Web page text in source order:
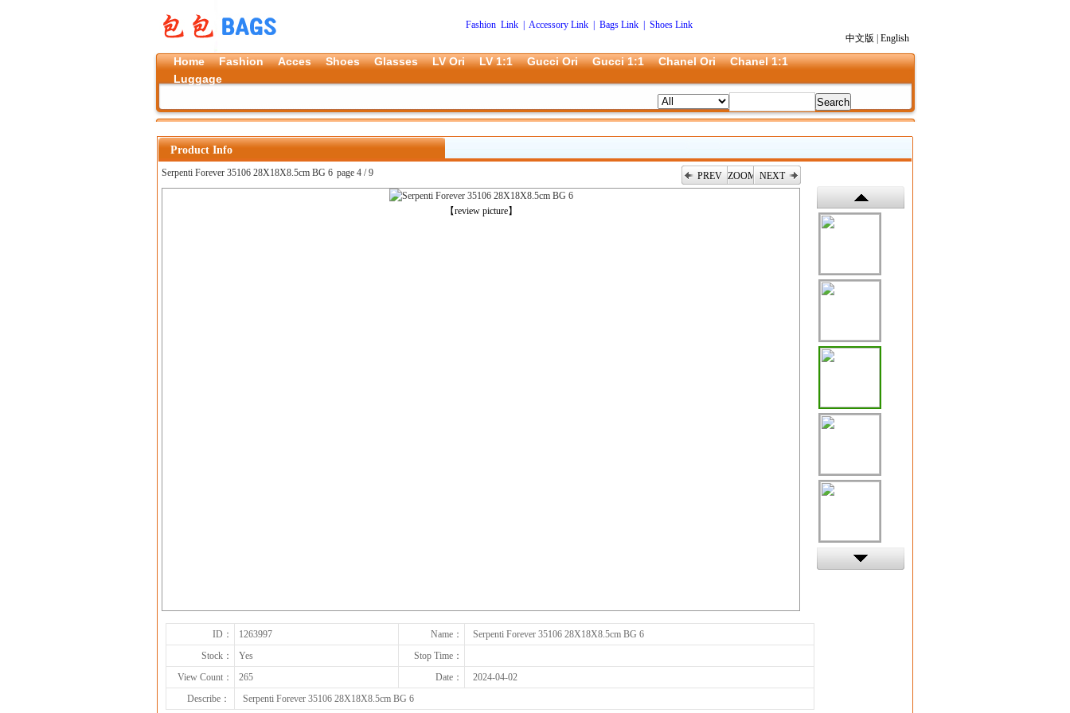
Fashion Link Accessory Link| Bags Link| Shoes Link
中文版
English
Home Fashion Acces Shoes Glasses LV Ori LV 1:1 Gucci Ori Gucci 1:1 Chanel Ori
Chanel 1:1
Luggage
Product Info
Serpenti Forever 35106 28X18X8.5cm BG 6 page 4 / 9 PREV ZOOM NEXT
【review picture】
上一张
ID： 1263997 Name：
Serpenti Forever 35106 28X18X8.5cm BG 6
Stock：
Yes
Stop Time：
View Count：
265 Date：
2024-04-02
Describe：
Serpenti Forever 35106 28X18X8.5cm BG 6